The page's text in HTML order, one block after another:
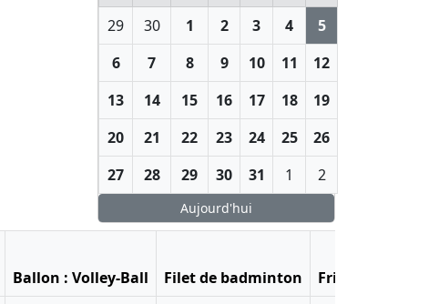
29
30 1 2 3 4
5
6
7 8 9 10 11
12
13
14 15 16 17 18
19
20
21 22 23 24 25
26
27
28 29 30 31 1 2
Aujourd'hui
Ballon : Volley-Ball Filet de badminton Frisbee